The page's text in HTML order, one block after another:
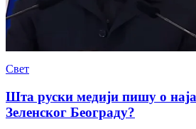
Свет
Шта руски медији пишу о
Зеленског Београду?